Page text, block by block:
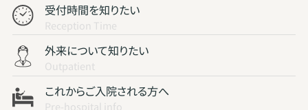
受付時間を知りたい
Reception Time
外来について知りたい
Outpatient
これからご入院される方へ
Pre-hospital info